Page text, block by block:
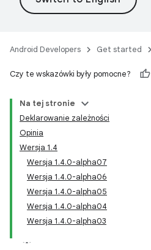
Android Developers Get started
Czy te wskazówki były pomocne?
Na tej stronie
Deklarowanie zależności
Opinia
Wersja 1.4
Wersja 1.4.0-alpha07
Wersja 1.4.0-alpha06
Wersja 1.4.0-alpha05
Wersja 1.4.0-alpha04
Wersja 1.4.0-alpha03